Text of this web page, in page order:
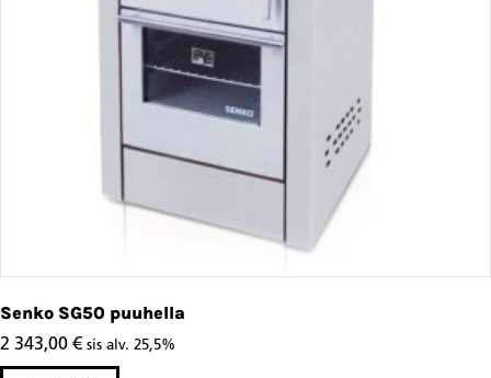
Senko SG50 puuhella
2 343,00 € sis alv. 25,5%